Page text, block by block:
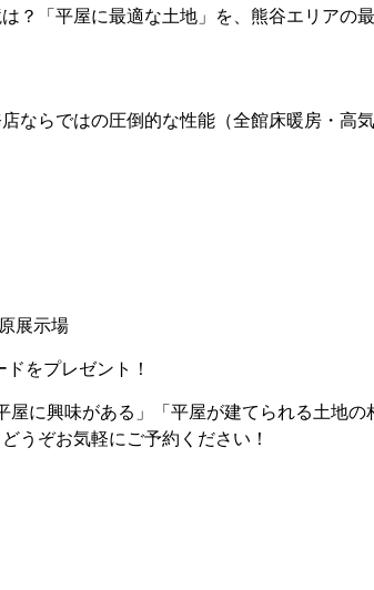
？「平屋に最適な土地」を、熊谷エリアの
ならではの圧倒的な性能（全館床暖房・高
展示場
をプレゼント！
屋に興味がある」「平屋が建てられる土地
うぞお気軽にご予約ください！